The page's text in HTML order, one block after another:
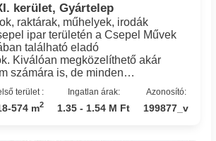
kerület, Gyártelep
raktárak, műhelyek, irodák
ipar területén a Csepel Művek
található eladó
Kiválóan megközelíthető akár
számára is, de minden
eszköz a rendelkezésre
is kiváló raktárépületeket talál itt,
révén, professzionális
terület :
574 m2
Ingatlan árak:
1.35 - 1.54 M Ft
Azonosító:
199877_v